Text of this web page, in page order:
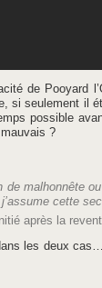
de Pooyard
si seulement il
possible
?
de malhonnête
cette
après la
les deux